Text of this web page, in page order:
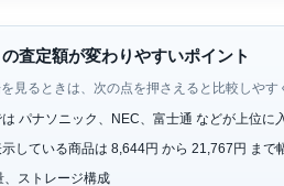
査定額が変わりやすいポイント
見るときは、次の点を押さえると比較しやす
パナソニック、NEC、富士通 などが上位
している商品は 8,644円 から 21,767円 まで
ストレージ構成